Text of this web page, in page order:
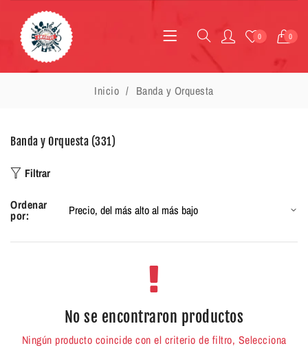
0 0
Inicio Banda y Orquesta
Banda y Orquesta (331)
Filtrar
Ordenar
por:
No se encontraron productos
Ningún producto coincide con el criterio de filtro, Selecciona